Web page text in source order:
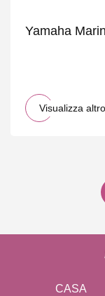
Yamaha
Visualizza altro
CASA